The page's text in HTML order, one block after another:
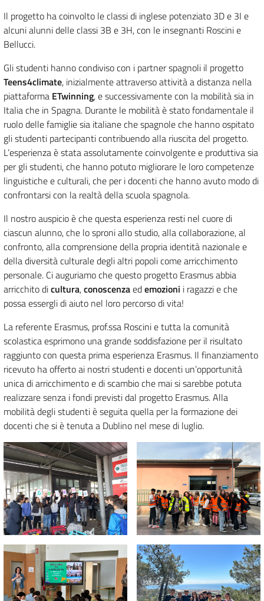
Il progetto ha coinvolto le classi di inglese potenziato 3D e 3I e
alcuni alunni delle classi 3B e 3H, con le insegnanti Roscini e
Bellucci.
Gli studenti hanno condiviso con i partner spagnoli il progetto
Teens4climate, inizialmente attraverso attività a distanza nella
piattaforma ETwinning, e successivamente con la mobilità sia in
Italia che in Spagna. Durante le mobilità è stato fondamentale il
ruolo delle famiglie sia italiane che spagnole che hanno ospitato
gli studenti partecipanti contribuendo alla riuscita del progetto.
L’esperienza è stata assolutamente coinvolgente e produttiva sia
per gli studenti, che hanno potuto migliorare le loro competenze
linguistiche e culturali, che per i docenti che hanno avuto modo di
confrontarsi con la realtà della scuola spagnola.
Il nostro auspicio è che questa esperienza resti nel cuore di
ciascun alunno, che lo sproni allo studio, alla collaborazione, al
confronto, alla comprensione della propria identità nazionale e
della diversità culturale degli altri popoli come arricchimento
personale. Ci auguriamo che questo progetto Erasmus abbia
arricchito dicultura,conoscenzaedemozioni i ragazzi e che
possa essergli di aiuto nel loro percorso di vita!
La referente Erasmus, prof.ssa Roscini e tutta la comunità
scolastica esprimono una grande soddisfazione per il risultato
raggiunto con questa prima esperienza Erasmus. Il finanziamento
ricevuto ha offerto ai nostri studenti e docenti un’opportunità
unica di arricchimento e di scambio che mai si sarebbe potuta
realizzare senza i fondi previsti dal progetto Erasmus. Alla
mobilità degli studenti è seguita quella per la formazione dei
docenti che si è tenuta a Dublino nel mese di luglio.